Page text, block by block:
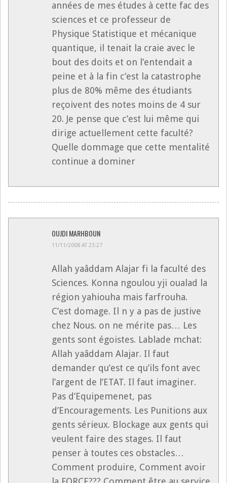
années de mes études à cette fac des
sciences et ce professeur de
Physique Statistique et mécanique
quantique, il tenait la craie avec le
bout des doits et on l’entendait a
peine et à la fin c’est la catastrophe
plus de 80% même des étudiants
reçoivent des notes moins de 4 sur
20. Je pense que c’est lui même qui
dirige actuellement cette faculté?
Quelle dommage que cette mentalité
continue a dominer
OUJDI MARHBOUN
11/11/2008 AT 23:27
Allah yaâddam Alajar fi la faculté des
Sciences. Konna ngoulou yji oualad la
région yahiouha mais farfrouha.
C’est domage. Il n y a pas de justive
chez Nous. on ne mérite pas… Les
gents sont égoistes. Lablade mchat:
Allah yaâddam Alajar. Il faut
demander qu’est ce qu’ils font avec
l’argent de l’ETAT. Il faut imaginer.
Pas d’Equipemenet, pas
d’Encouragements. Les Punitions aux
gents sérieux. Blockage aux gents qui
veulent faire des stages. Il faut
penser à toutes ces obstacles…
Comment produire, Comment avoir